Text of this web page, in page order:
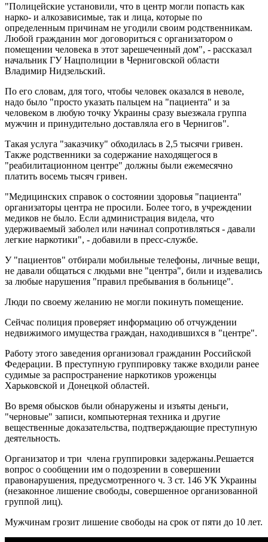
"Полицейские установили, что в центр могли попасть как
нарко- и алкозависимые, так и лица, которые по
определенным причинам не угодили своим родственникам.
Любой гражданин мог договориться с организатором о
помещении человека в этот зарешеченный дом", - рассказал
начальник ГУ Нацполиции в Черниговской области
Владимир Нидзельский.
По его словам, для того, чтобы человек оказался в неволе,
надо было "просто указать пальцем на "пациента" и за
человеком в любую точку Украины сразу выезжала группа
мужчин и принудительно доставляла его в Чернигов".
Такая услуга "заказчику" обходилась в 2,5 тысячи гривен.
Также родственники за содержание находящегося в
"реабилитационном центре" должны были ежемесячно
платить восемь тысяч гривен.
"Медицинских справок о состоянии здоровья "пациента"
организаторы центра не просили. Более того, в учреждении
медиков не было. Если администрация видела, что
удерживаемый заболел или начинал сопротивляться - давали
легкие наркотики", - добавили в пресс-службе.
У "пациентов" отбирали мобильные телефоны, личные вещи,
не давали общаться с людьми вне "центра", били и издевались
за любые нарушения "правил пребывания в больнице".
Люди по своему желанию не могли покинуть помещение.
Сейчас полиция проверяет информацию об отчуждении
недвижимого имущества граждан, находившихся в "центре".
Работу этого заведения организовал гражданин Российской
Федерации. В преступную группировку также входили ранее
судимые за распространение наркотиков уроженцы
Харьковской и Донецкой областей.
Во время обысков были обнаружены и изъяты деньги,
"черновые" записи, компьютерная техника и другие
вещественные доказательства, подтверждающие преступную
деятельность.
Организатор и три члена группировки задержаны.Решается
вопрос о сообщении им о подозрении в совершении
правонарушения, предусмотренного ч. 3 ст. 146 УК Украины
(незаконное лишение свободы, совершенное организованной
группой лиц).
Мужчинам грозит лишение свободы на срок от пяти до 10 лет.